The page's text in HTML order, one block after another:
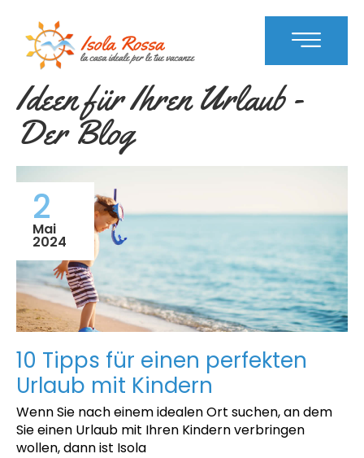
Ideen für Ihren Urlaub -
Der Blog
10 Tipps für einen perfekten
Urlaub mit Kindern
2
Mai
2024
Wenn Sie nach einem idealen Ort suchen, an dem
Sie einen Urlaub mit Ihren Kindern verbringen
wollen, dann ist Isola